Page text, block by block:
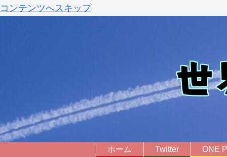
コンテンツへスキップ
ホーム Twitter ONE